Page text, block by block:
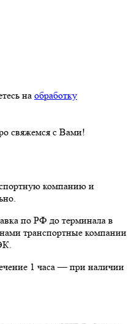
на обработку
свяжемся с Вами!
компанию и
по РФ до терминала в
транспортные компании
1 часа — при наличии